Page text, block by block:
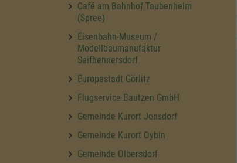
Café am Bahnhof Taubenheim
(Spree)
Eisenbahn-Museum /
Modellbaumanufaktur
Seifhennersdorf
Europastadt Görlitz
Flugservice Bautzen GmbH
Gemeinde Kurort Jonsdorf
Gemeinde Kurort Oybin
Gemeinde Olbersdorf